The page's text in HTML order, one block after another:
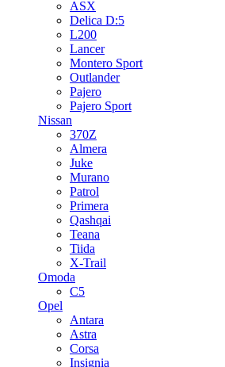
ASX
Delica D:5
L200
Lancer
Montero Sport
Outlander
Pajero
Pajero Sport
Nissan
370Z
Almera
Juke
Murano
Patrol
Primera
Qashqai
Teana
Tiida
X-Trail
Omoda
C5
Opel
Antara
Astra
Corsa
Insignia